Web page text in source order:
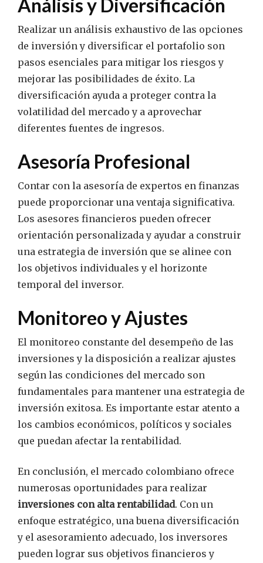
Análisis y Diversificación
Realizar un análisis exhaustivo de las opciones
de inversión y diversificar el portafolio son
pasos esenciales para mitigar los riesgos y
mejorar las posibilidades de éxito. La
diversificación ayuda a proteger contra la
volatilidad del mercado y a aprovechar
diferentes fuentes de ingresos.
Asesoría Profesional
Contar con la asesoría de expertos en finanzas
puede proporcionar una ventaja significativa.
Los asesores financieros pueden ofrecer
orientación personalizada y ayudar a construir
una estrategia de inversión que se alinee con
los objetivos individuales y el horizonte
temporal del inversor.
Monitoreo y Ajustes
El monitoreo constante del desempeño de las
inversiones y la disposición a realizar ajustes
según las condiciones del mercado son
fundamentales para mantener una estrategia de
inversión exitosa. Es importante estar atento a
los cambios económicos, políticos y sociales
que puedan afectar la rentabilidad.
En conclusión, el mercado colombiano ofrece
numerosas oportunidades para realizar
inversiones con alta rentabilidad. Con un
enfoque estratégico, una buena diversificación
y el asesoramiento adecuado, los inversores
pueden lograr sus objetivos financieros y